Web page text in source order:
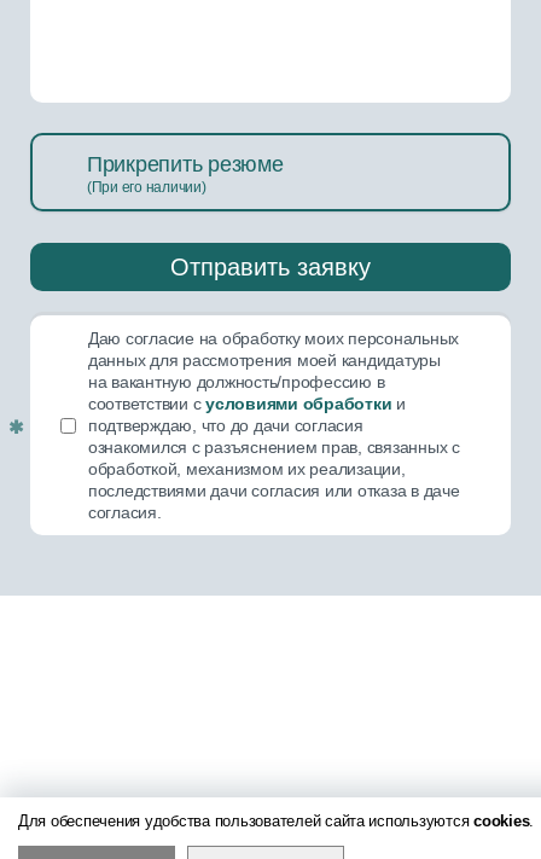
Прикрепить резюме
Даю согласие на обработку моих персональных
данных для рассмотрения моей кандидатуры
на вакантную должность/профессию в
соответствии сусловиями обработки и
подтверждаю, что до дачи согласия
ознакомился с разъяснением прав, связанных с
обработкой, механизмом их реализации,
последствиями дачи согласия или отказа в даче
согласия.
Обязательное поле!
Для обеспечения удобства пользователей сайта используютсяcookies.